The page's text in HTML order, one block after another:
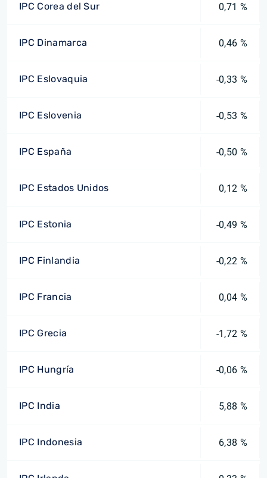
IPC Corea del Sur 0,71 %
IPC Dinamarca 0,46 %
IPC Eslovaquia -0,33 %
IPC Eslovenia -0,53 %
IPC España -0,50 %
IPC Estados Unidos 0,12 %
IPC Estonia -0,49 %
IPC Finlandia -0,22 %
IPC Francia 0,04 %
IPC Grecia -1,72 %
IPC Hungría -0,06 %
IPC India 5,88 %
IPC Indonesia 6,38 %